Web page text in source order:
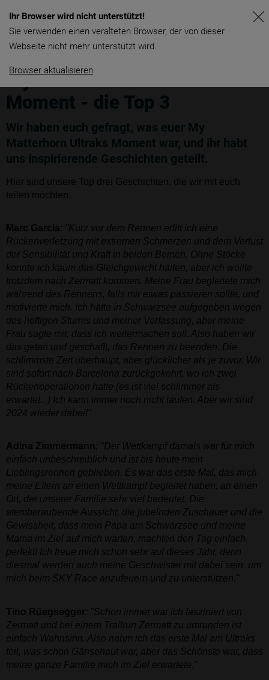
My Matterhorn Ultraks
Moment - die Top 3
Wir haben euch gefragt, was euer My
Matterhorn Ultraks Moment war, und ihr habt
uns inspirierende Geschichten geteilt.
Hier sind unsere Top drei Geschichten, die wir mit euch
teilen möchten.
Marc Garcia: "Kurz vor dem Rennen erlitt ich eine
Rückenverletzung mit extremen Schmerzen und dem Verlust
der Sensibilität und Kraft in beiden Beinen. Ohne Stöcke
konnte ich kaum das Gleichgewicht halten, aber ich wollte
trotzdem nach Zermatt kommen. Meine Frau begleitete mich
während des Rennens, falls mir etwas passieren sollte, und
motivierte mich. Ich hätte in Schwarzsee aufgegeben wegen
des heftigen Sturms und meiner Verfassung, aber meine
Frau sagte mir, dass ich weitermachen soll. Also haben wir
das getan und geschafft, das Rennen zu beenden. Die
schlimmste Zeit überhaupt, aber glücklicher als je zuvor. Wir
sind sofort nach Barcelona zurückgekehrt, wo ich zwei
Rückenoperationen hatte (es ist viel schlimmer als
erwartet...) Ich kann immer noch nicht laufen. Aber wir sind
2024 wieder dabei!"
Adina Zimmermann: "Der Wettkampf damals war für mich
einfach unbeschreiblich und ist bis heute mein
Lieblingsrennen geblieben. Es war das erste Mal, das mich
meine Eltern an einen Wettkampf begleitet haben, an einen
Ort, der unserer Familie sehr viel bedeutet. Die
atemberaubende Aussicht, die jubelnden Zuschauer und die
Gewissheit, dass mein Papa am Schwarzsee und meine
Mama im Ziel auf mich warten, machten den Tag einfach
perfekt! Ich freue mich schon sehr auf dieses Jahr, denn
diesmal werden auch meine Geschwister mit dabei sein, um
mich beim SKY Race anzufeuern und zu unterstützen."
Tino Rüegsegger: "Schon immer war ich fasziniert von
Zermatt und bei einem Trailrun Zermatt zu umrunden ist
einfach Wahnsinn. Also nahm ich das erste Mal am Ultraks
teil, was schon Gänsehaut war, aber das Schönste war, dass
meine ganze Familie mich im Ziel erwartete."
Ihr Browser wird nicht unterstützt!
Sie verwenden einen veralteten Browser, der von dieser
Webseite nicht mehr unterstützt wird.
Browser aktualisieren